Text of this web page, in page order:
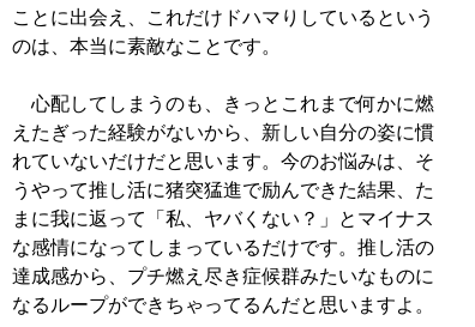
ことに出会え、これだけドハマりしているという
のは、本当に素敵なことです。
心配してしまうのも、きっとこれまで何かに燃
えたぎった経験がないから、新しい自分の姿に慣
れていないだけだと思います。今のお悩みは、そ
うやって推し活に猪突猛進で励んできた結果、た
まに我に返って「私、ヤバくない？」とマイナス
な感情になってしまっているだけです。推し活の
達成感から、プチ燃え尽き症候群みたいなものに
なるループができちゃってるんだと思いますよ。